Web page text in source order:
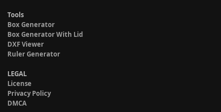
Tools
Box Generator
Box Generator With Lid
DXF Viewer
Ruler Generator
LEGAL
License
Privacy Policy
DMCA